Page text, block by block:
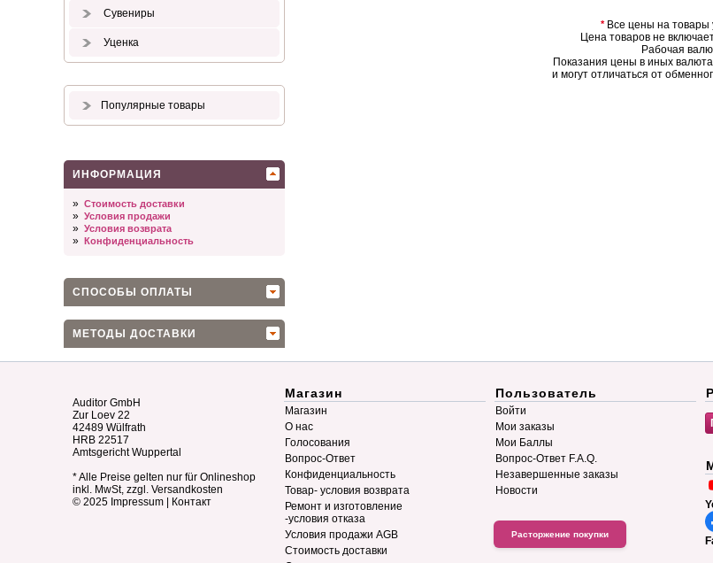
Сувениры
Уценка
Популярные товары
ИНФОРМАЦИЯ
» Стоимость доставки
» Условия продажи
» Условия возврата
» Конфиденциальность
СПОСОБЫ ОПЛАТЫ
МЕТОДЫ ДОСТАВКИ
*Все цены на товары
Цена товаров не
Рабочая
Показания цены в иных
и могут отличаться от
Auditor GmbH
Zur Loev 22
42489 Wülfrath
HRB 22517
Amtsgericht Wuppertal
* Alle Preise gelten nur für Onlineshop
inkl. MwSt, zzgl. Versandkosten
© 2025 Impressum Контакт
Магазин
Магазин
О нас
Голосования
Вопрос-Ответ
Конфиденциальность
Товар- условия возврата
Ремонт и изготовление
-условия отказа
Условия продажи AGB
Стоимость доставки
Пользователь
Войти
Мои заказы
Мои Баллы
Вопрос-Ответ F.A.Q.
Незавершенные заказы
Новости
Расторжение покупки